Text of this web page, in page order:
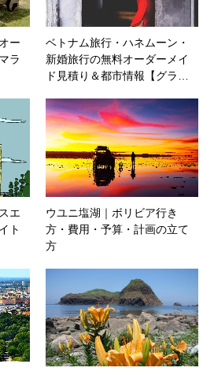
ー
ラ
ベトナム旅行・ハネムーン・
新婚旅行の無料オーダーメイ
ド見積り＆都市情報【グラ…
エ
ト
ウユニ塩湖｜ボリビア行き
方・費用・予算・計画の立て
方